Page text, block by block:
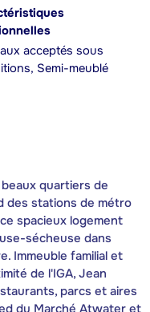
acceptés sous
Semi-meublé
quartiers de
des stations de métro
spacieux logement
sécheuse dans
Immeuble familial et
de l'IGA, Jean
parcs et aires
du Marché Atwater et